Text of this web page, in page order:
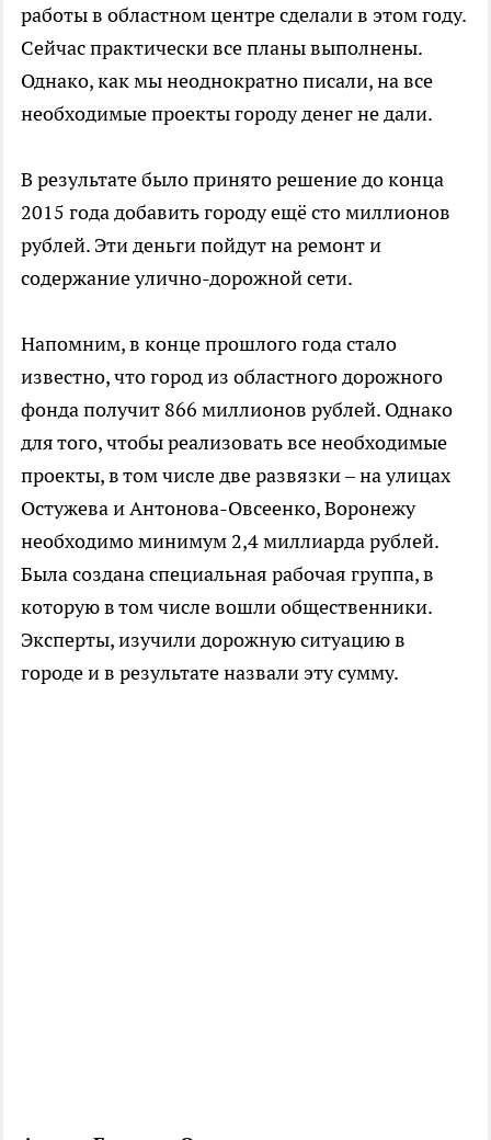
работы в областном центре сделали в этом году.
Сейчас практически все планы выполнены.
Однако, как мы неоднократно писали, на все
необходимые проекты городу денег не дали.
В результате было принято решение до конца
2015 года добавить городу ещё сто миллионов
рублей. Эти деньги пойдут на ремонт и
содержание улично-дорожной сети.
Напомним, в конце прошлого года стало
известно, что город из областного дорожного
фонда получит 866 миллионов рублей. Однако
для того, чтобы реализовать все необходимые
проекты, в том числе две развязки – на улицах
Остужева и Антонова-Овсеенко, Воронежу
необходимо минимум 2,4 миллиарда рублей.
Была создана специальная рабочая группа, в
которую в том числе вошли общественники.
Эксперты, изучили дорожную ситуацию в
городе и в результате назвали эту сумму.